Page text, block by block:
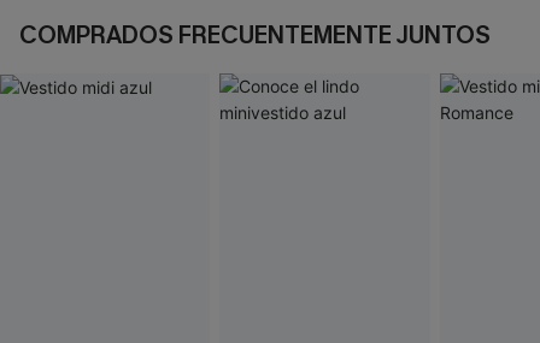
COMPRADOS FRECUENTEMENTE JUNTOS